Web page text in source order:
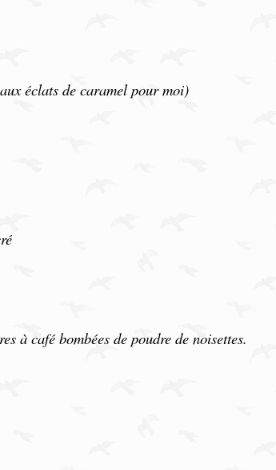
éclats de caramel pour moi)
à café bombées de poudre de noisettes.